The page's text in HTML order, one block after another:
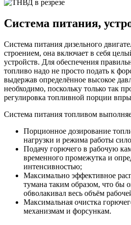
Система питания,
Система питания дизельного
строением, она включает в себя
устройств. Для обеспечения
топливо надо не просто подать к
выдержав определённое высокое
необходимо, поскольку только так
регулировка топливной порции
Система питания топливом
Порционное дозирование
нагрузки и режима работы
Подачу горючего в рабочую
временного промежутка и
интенсивностью;
Максимально эффективное
тумана таким образом, что бы
обволакивал весь объём
Максимальная очистка
механизмам и форсункам.